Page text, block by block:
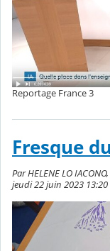
Reportage France 3
Fresque
Par HELENE LO
jeudi 22 juin 2023 13:20